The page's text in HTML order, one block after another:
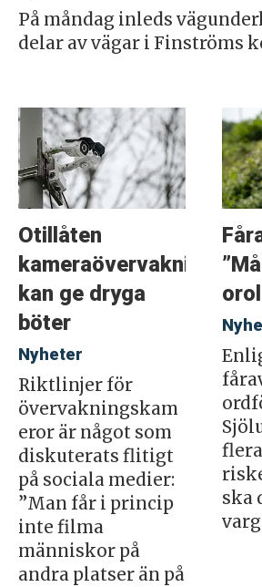
På måndag inleds
delar av vägar i Finströms
Otillåten
kameraövervakning
kan ge dryga
böter
Nyheter
Riktlinjer för
övervakningskam
eror är något som
diskuterats flitigt
på sociala medier:
”Man får i princip
inte filma
människor på
andra platser än på
ska